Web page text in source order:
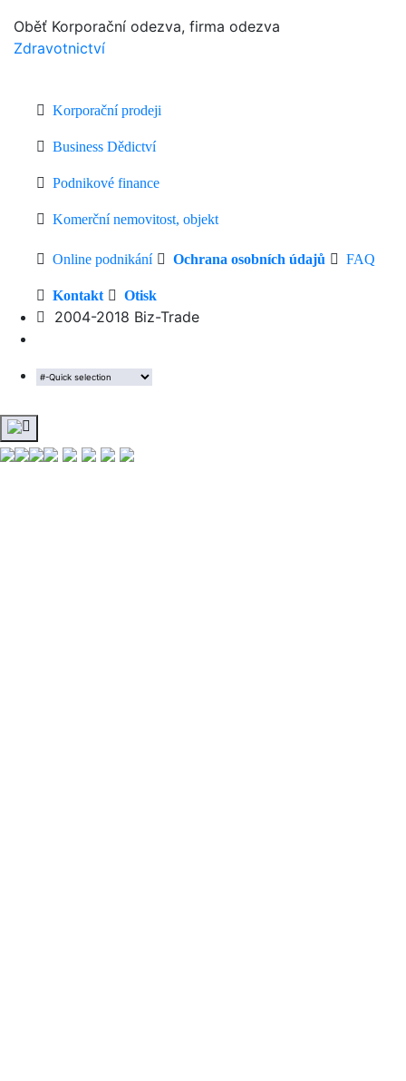
Oběť Korporační odezva, firma odezva
Zdravotnictví
Korporační prodeji
Business Dědictví
Podnikové finance
Komerční nemovitost, objekt
Online podnikání Ochrana osobních údajů FAQ
Kontakt Otisk
2004-2018 Biz-Trade